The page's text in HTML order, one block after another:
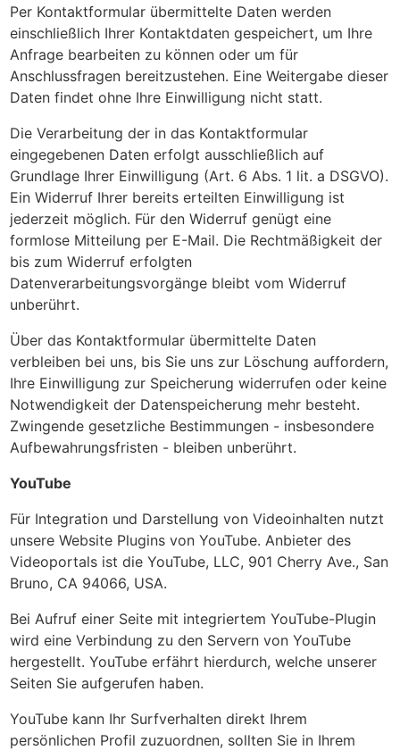
Per Kontaktformular übermittelte Daten werden
einschließlich Ihrer Kontaktdaten gespeichert, um Ihre
Anfrage bearbeiten zu können oder um für
Anschlussfragen bereitzustehen. Eine Weitergabe dieser
Daten findet ohne Ihre Einwilligung nicht statt.
Die Verarbeitung der in das Kontaktformular
eingegebenen Daten erfolgt ausschließlich auf
Grundlage Ihrer Einwilligung (Art. 6 Abs. 1 lit. a DSGVO).
Ein Widerruf Ihrer bereits erteilten Einwilligung ist
jederzeit möglich. Für den Widerruf genügt eine
formlose Mitteilung per E-Mail. Die Rechtmäßigkeit der
bis zum Widerruf erfolgten
Datenverarbeitungsvorgänge bleibt vom Widerruf
unberührt.
Über das Kontaktformular übermittelte Daten
verbleiben bei uns, bis Sie uns zur Löschung auffordern,
Ihre Einwilligung zur Speicherung widerrufen oder keine
Notwendigkeit der Datenspeicherung mehr besteht.
Zwingende gesetzliche Bestimmungen - insbesondere
Aufbewahrungsfristen - bleiben unberührt.
YouTube
Für Integration und Darstellung von Videoinhalten nutzt
unsere Website Plugins von YouTube. Anbieter des
Videoportals ist die YouTube, LLC, 901 Cherry Ave., San
Bruno, CA 94066, USA.
Bei Aufruf einer Seite mit integriertem YouTube-Plugin
wird eine Verbindung zu den Servern von YouTube
hergestellt. YouTube erfährt hierdurch, welche unserer
Seiten Sie aufgerufen haben.
YouTube kann Ihr Surfverhalten direkt Ihrem
persönlichen Profil zuzuordnen, sollten Sie in Ihrem